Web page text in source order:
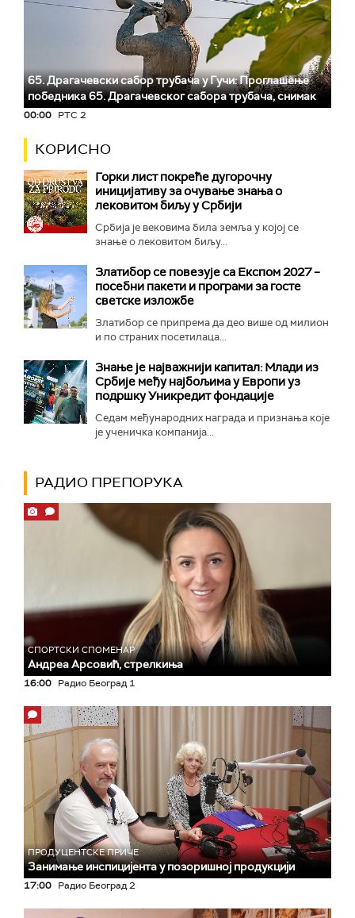
65. Драгачевски сабор трубача у Гучи: Проглашење
победника 65. Драгачевског сабора трубача, снимак
00:00 РТС 2
КОРИСНО
Горки лист покреће дугорочну
иницијативу за очување знања о
лековитом биљу у Србији
Србија је вековима била земља у којој се
знање о лековитом биљу...
Златибор се повезује са Експом 2027 –
посебни пакети и програми за госте
светске изложбе
Златибор се припрема да део више од милион
и по страних посетилаца...
Знање је најважнији капитал: Млади из
Србије међу најбољима у Европи уз
подршку Уникредит фондације
Седам међународних награда и признања које
је ученичка компанија...
РАДИО ПРЕПОРУКА
СПОРТСКИ СПОМЕНАР
Андреа Арсовић, стрелкиња
16:00 Радио Београд 1
ПРОДУЦЕНТСКЕ ПРИЧЕ
Занимање инспицијента у позоришној продукцији
17:00 Радио Београд 2